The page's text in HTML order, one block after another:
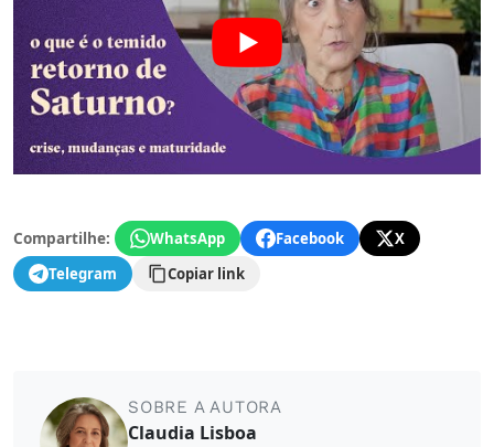
Compartilhe: WhatsApp Facebook
X
Telegram
Copiar link
SOBRE A AUTORA
Claudia Lisboa